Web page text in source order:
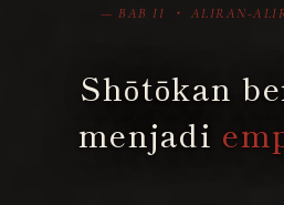
— BAB II ・ ALIRAN-
Shōtōkan
menjadi